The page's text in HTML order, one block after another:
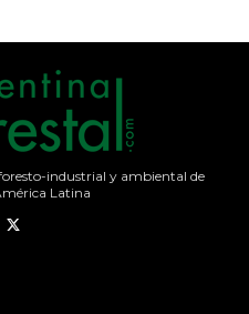
industrial y ambiental de
Latina